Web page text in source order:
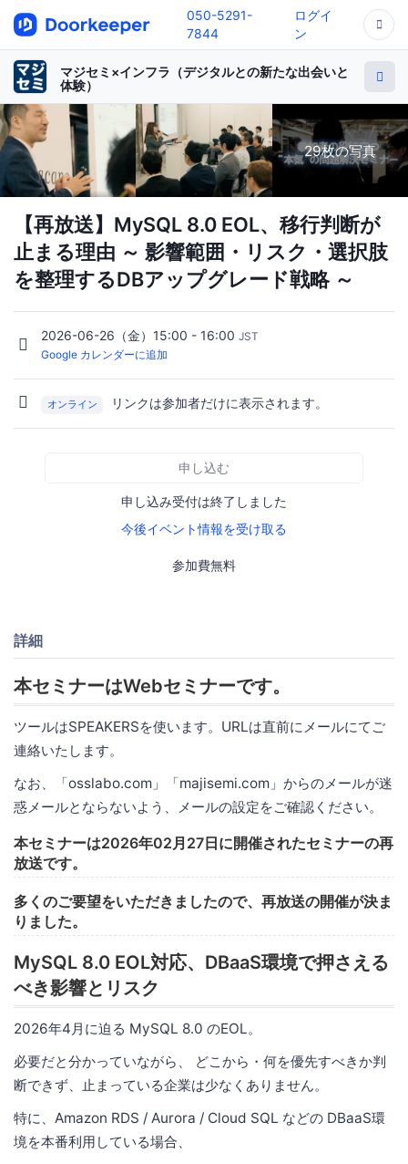
050-5291-
7844
ログイ
ン
マジセミ×インフラ（デジタルとの新たな出会いと
体験）
29枚の写真
【再放送】MySQL 8.0 EOL、移行判断が
止まる理由 ～ 影響範囲・リスク・選択肢
を整理するDBアップグレード戦略 ～
2026-06-26（金）15:00 - 16:00 JST
Google カレンダーに追加
オンライン リンクは参加者だけに表示されます。
申し込む
申し込み受付は終了しました
今後イベント情報を受け取る
参加費無料
詳細
本セミナーはWebセミナーです。
ツールはSPEAKERSを使います。URLは直前にメールにてご
連絡いたします。
なお、「osslabo.com」「majisemi.com」からのメールが迷
惑メールとならないよう、メールの設定をご確認ください。
本セミナーは2026年02月27日に開催されたセミナーの再
放送です。
多くのご要望をいただきましたので、再放送の開催が決ま
りました。
MySQL 8.0 EOL対応、DBaaS環境で押さえる
べき影響とリスク
2026年4月に迫る MySQL 8.0 のEOL。
必要だと分かっていながら、 どこから・何を優先すべきか判
断できず、止まっている企業は少なくありません。
特に、Amazon RDS / Aurora / Cloud SQL などの DBaaS環
境を本番利用している場合、